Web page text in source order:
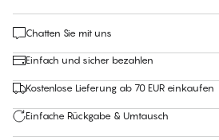
Chatten Sie mit uns
Einfach und sicher bezahlen
Kostenlose Lieferung ab 70 EUR einkaufen
Einfache Rückgabe & Umtausch